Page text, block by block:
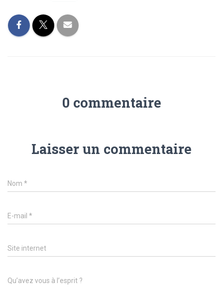
0 commentaire
Laisser un commentaire
Nom *
E-mail *
Site internet
Qu’avez vous à l’esprit ?